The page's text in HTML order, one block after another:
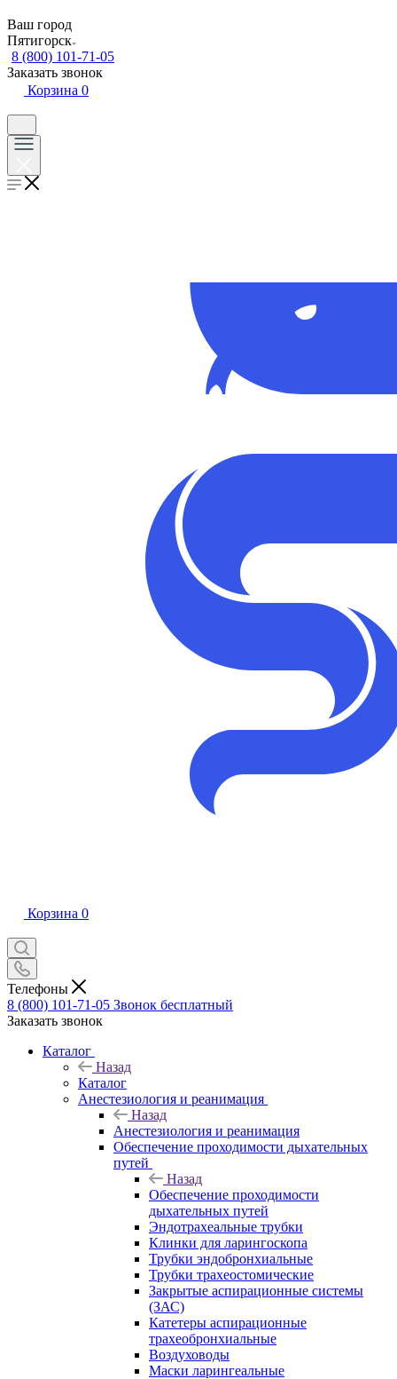
Ваш город
Пятигорск
8 (800) 101-71-05
Заказать звонок
Корзина 0
Корзина 0
Телефоны
8 (800) 101-71-05 Звонок бесплатный
Заказать звонок
Каталог
Назад
Каталог
Анестезиология и реанимация
Назад
Анестезиология и реанимация
Обеспечение проходимости дыхательных
путей
Назад
Обеспечение проходимости
дыхательных путей
Эндотрахеальные трубки
Клинки для ларингоскопа
Трубки эндобронхиальные
Трубки трахеостомические
Закрытые аспирационные системы
(ЗАС)
Катетеры аспирационные
трахеобронхиальные
Воздуховоды
Маски ларингеальные